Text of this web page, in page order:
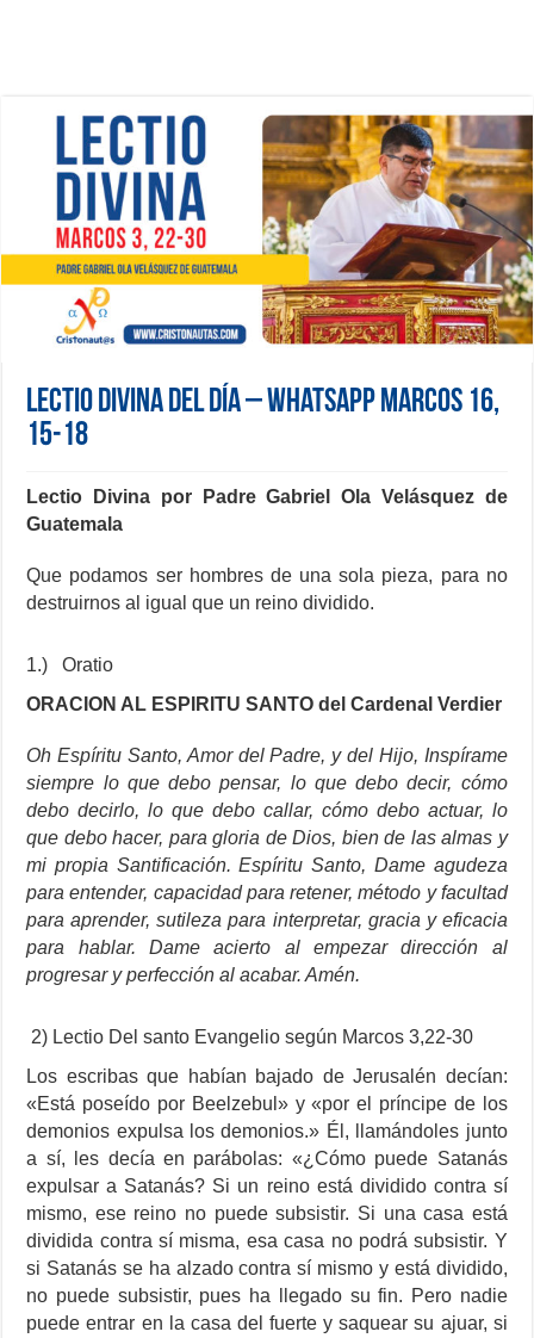
Lectio Divina del día – Whatsapp Marcos 16,
15-18
Lectio Divina por Padre Gabriel Ola Velásquez de
Guatemala
Que podamos ser hombres de una sola pieza, para no
destruirnos al igual que un reino dividido.
1.) Oratio
ORACION AL ESPIRITU SANTO del Cardenal Verdier
Oh Espíritu Santo, Amor del Padre, y del Hijo, Inspírame
siempre lo que debo pensar, lo que debo decir, cómo
debo decirlo, lo que debo callar, cómo debo actuar, lo
que debo hacer, para gloria de Dios, bien de las almas y
mi propia Santificación. Espíritu Santo, Dame agudeza
para entender, capacidad para retener, método y facultad
para aprender, sutileza para interpretar, gracia y eficacia
para hablar. Dame acierto al empezar dirección al
progresar y perfección al acabar. Amén.
2) Lectio Del santo Evangelio según Marcos 3,22-30
Los escribas que habían bajado de Jerusalén decían:
«Está poseído por Beelzebul» y «por el príncipe de los
demonios expulsa los demonios.» Él, llamándoles junto
a sí, les decía en parábolas: «¿Cómo puede Satanás
expulsar a Satanás? Si un reino está dividido contra sí
mismo, ese reino no puede subsistir. Si una casa está
dividida contra sí misma, esa casa no podrá subsistir. Y
si Satanás se ha alzado contra sí mismo y está dividido,
no puede subsistir, pues ha llegado su fin. Pero nadie
puede entrar en la casa del fuerte y saquear su ajuar, si